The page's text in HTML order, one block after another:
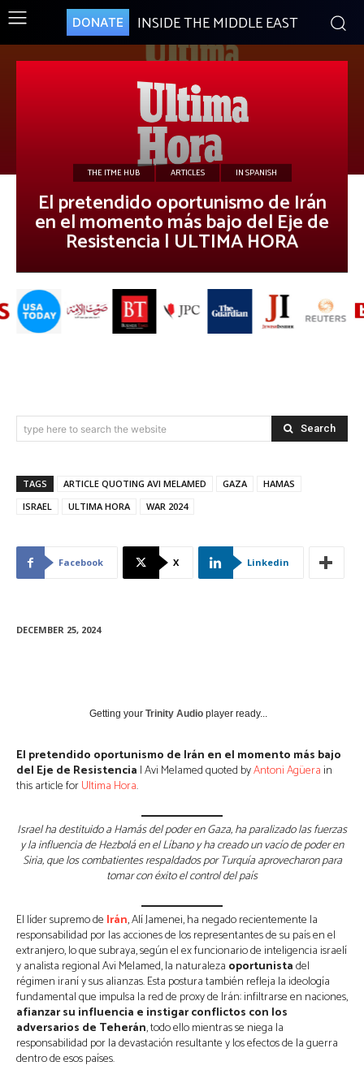
DONATE INSIDE THE MIDDLE EAST
THE ITME HUB ARTICLES IN SPANISH
El pretendido oportunismo de Irán
en el momento más bajo del Eje de
Resistencia | ULTIMA HORA
type here to search the website Search
TAGS ARTICLE QUOTING AVI MELAMED GAZA
HAMAS
ISRAEL
ULTIMA HORA WAR 2024
Facebook X Linkedin
DECEMBER 25, 2024
Getting your Trinity Audio player ready...
El pretendido oportunismo de Irán en el momento más bajo
del Eje de Resistencia | Avi Melamed quoted byAntoni Agüerain
this article forUltima Hora.
Israel ha destituido a Hamás del poder en Gaza, ha paralizado las fuerzas
y la influencia de Hezbolá en el Líbano y ha creado un vacío de poder en
Siria, que los combatientes respaldados por Turquía aprovecharon para
tomar con éxito el control del país
El líder supremo de Irán, Alí Jamenei, ha negado recientemente la
responsabilidad por las acciones de los representantes de su país en el
extranjero, lo que subraya, según el ex funcionario de inteligencia israelí
y analista regional Avi Melamed, la naturaleza oportunistadel
régimen iraní y sus alianzas. Esta postura también refleja la ideología
fundamental que impulsa la red de proxy de Irán: infiltrarse en naciones,
afianzar su influencia e instigar conflictos con los
adversarios de Teherán, todo ello mientras se niega la
responsabilidad por la devastación resultante y los efectos de la guerra
dentro de esos países.